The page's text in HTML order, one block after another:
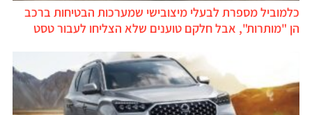
כלמוביל מספרת לבעלי מיצובישי שמערכות הבטיחות ברכב
הן "מותרות", אבל חלקם טוענים שלא הצליחו לעבור טסט